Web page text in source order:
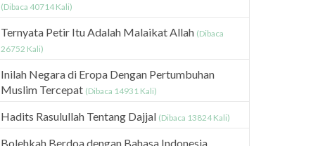
(Dibaca 40714 Kali)
Ternyata Petir Itu Adalah Malaikat Allah (Dibaca
26752 Kali)
Inilah Negara di Eropa Dengan Pertumbuhan
Muslim Tercepat (Dibaca 14931 Kali)
Hadits Rasulullah Tentang Dajjal (Dibaca 13824 Kali)
Bolehkah Berdoa dengan Bahasa Indonesia